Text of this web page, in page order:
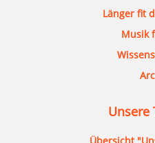
Länger fit
Musik
Unsere